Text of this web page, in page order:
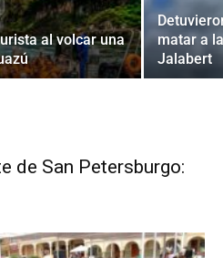
al volcar una
matar a
Jalabert
de San Petersburgo: